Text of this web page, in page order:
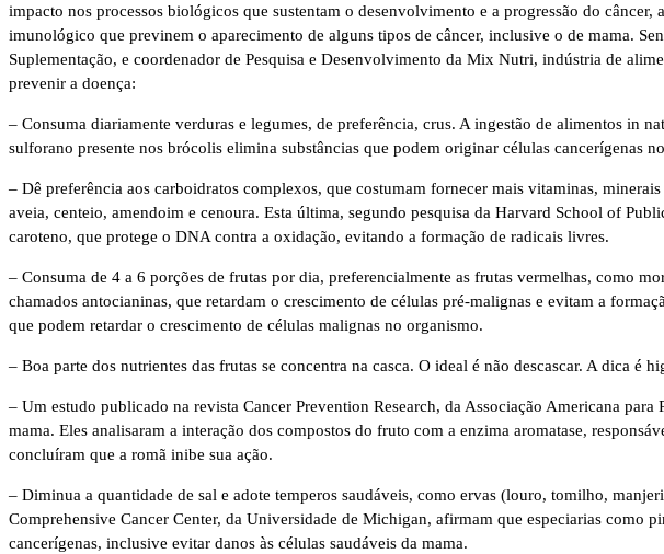
impacto nos processos biológicos que sustentam o desenvolvimento e a progressão do
imunológico que previnem o aparecimento de alguns tipos de câncer, inclusive o de mama.
Suplementação, e coordenador de Pesquisa e Desenvolvimento da Mix Nutri, indústria de
prevenir a doença:
– Consuma diariamente verduras e legumes, de preferência, crus. A ingestão de alimentos in
sulforano presente nos brócolis elimina substâncias que podem originar células cancerígenas
– Dê preferência aos carboidratos complexos, que costumam fornecer mais vitaminas,
aveia, centeio, amendoim e cenoura. Esta última, segundo pesquisa da Harvard School of
caroteno, que protege o DNA contra a oxidação, evitando a formação de radicais livres.
– Consuma de 4 a 6 porções de frutas por dia, preferencialmente as frutas vermelhas, como
chamados antocianinas, que retardam o crescimento de células pré-malignas e evitam a
que podem retardar o crescimento de células malignas no organismo.
– Boa parte dos nutrientes das frutas se concentra na casca. O ideal é não descascar. A dica é
– Um estudo publicado na revista Cancer Prevention Research, da Associação Americana
mama. Eles analisaram a interação dos compostos do fruto com a enzima aromatase,
concluíram que a romã inibe sua ação.
– Diminua a quantidade de sal e adote temperos saudáveis, como ervas (louro, tomilho,
Comprehensive Cancer Center, da Universidade de Michigan, afirmam que especiarias como
cancerígenas, inclusive evitar danos às células saudáveis da mama.